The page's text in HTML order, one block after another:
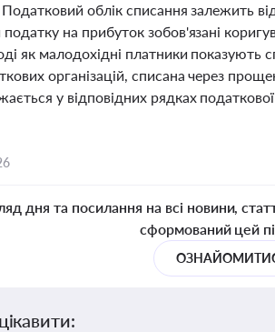
облік списання залежить
на прибуток зобов'язані
як малодохідні платники показують
організацій, списана через
у відповідних рядках
дня та посилання на всі новини,
сформований цей